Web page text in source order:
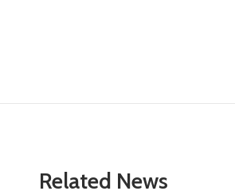
Related News